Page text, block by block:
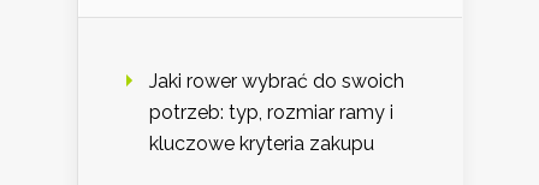
Jaki rower wybrać do swoich
potrzeb: typ, rozmiar ramy i
kluczowe kryteria zakupu